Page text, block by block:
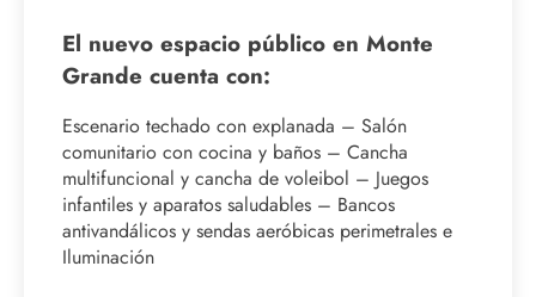
El nuevo espacio público en Monte
Grande cuenta con:
Escenario techado con explanada – Salón
comunitario con cocina y baños – Cancha
multifuncional y cancha de voleibol – Juegos
infantiles y aparatos saludables – Bancos
antivandálicos y sendas aeróbicas perimetrales e
Iluminación